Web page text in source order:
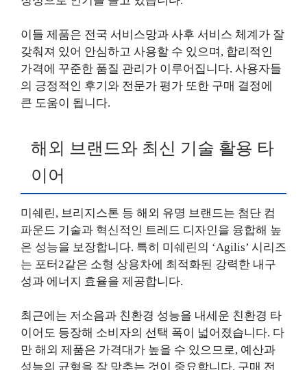
이들 제품은 전국 서비스망과 사후 서비스 체계가 잘
갖춰져 있어 안심하고 사용할 수 있으며, 합리적인
가격에 꾸준한 품질 관리가 이루어집니다. 사용자들
의 긍정적인 후기와 전문가 평가 또한 구매 결정에
큰 도움이 됩니다.
해외 브랜드와 최신 기술 활용 타
이어
미쉐린, 브리지스톤 등 해외 유명 브랜드는 첨단 컴
파운드 기술과 혁신적인 트레드 디자인을 융합해 높
은 성능을 보장합니다. 특히 미쉐린의 ‘Agilis’ 시리즈
는 포터2같은 소형 상용차에 최적화된 강력한 내구
성과 에너지 효율을 제공합니다.
최근에는 저소음과 친환경 성능을 내세운 친환경 타
이어도 등장해 소비자의 선택 폭이 넓어졌습니다. 다
만 해외 제품은 가격대가 높을 수 있으므로, 예산과
성능의 균형을 잘 맞추는 것이 중요합니다. 구매 전